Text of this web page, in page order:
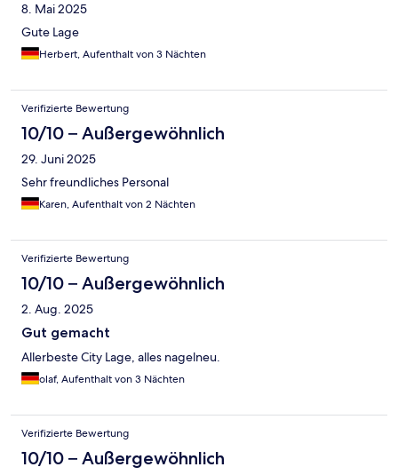
8. Mai 2025
Gute Lage
Herbert, Aufenthalt von 3 Nächten
Verifizierte Bewertung
10/10 – Außergewöhnlich
29. Juni 2025
Sehr freundliches Personal
Karen, Aufenthalt von 2 Nächten
Verifizierte Bewertung
10/10 – Außergewöhnlich
2. Aug. 2025
Gut gemacht
Allerbeste City Lage, alles nagelneu.
olaf, Aufenthalt von 3 Nächten
Verifizierte Bewertung
10/10 – Außergewöhnlich